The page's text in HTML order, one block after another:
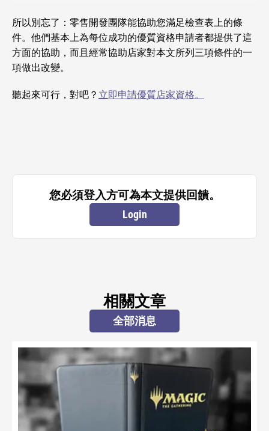
所以別忘了：零售開發團隊能協助您滿足檢查表上的條
件。他們基本上為每位成功的優質資格申請者都提供了這
方面的協助，而且經常協助店家對本文所列三項條件的一
項做出改變。
聽起來可行，對吧？立即申請優質店家資格。
您必須登入方可為本文提供回饋。
Login
相關文章
全部消息